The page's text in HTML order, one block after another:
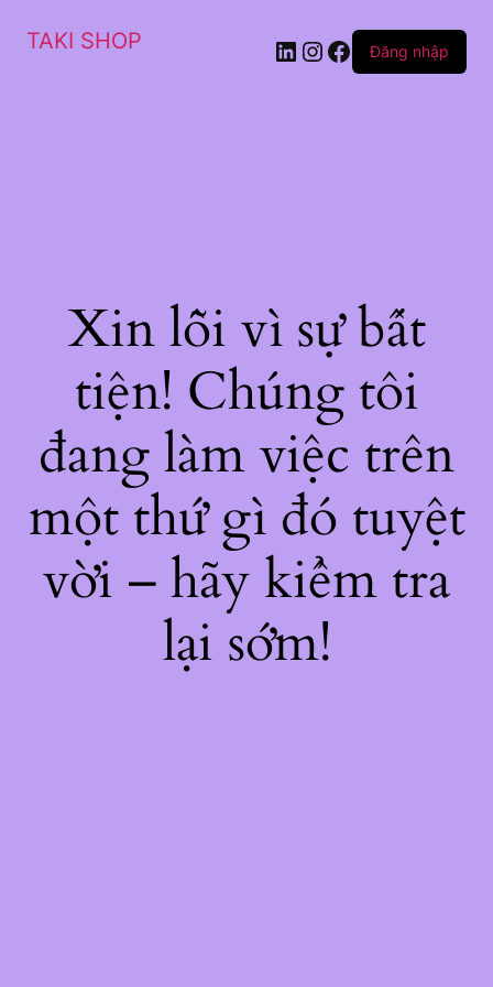
TAKI SHOP LinkedIn
Instagram
Facebook
Đăng nhập
Xin lỗi vì sự bất
tiện! Chúng tôi
đang làm việc trên
một thứ gì đó tuyệt
vời – hãy kiểm tra
lại sớm!